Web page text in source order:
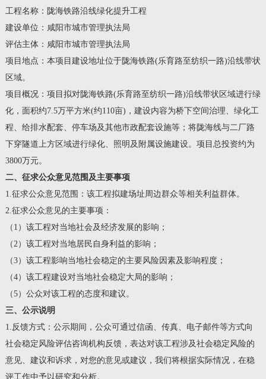
工程名称：陇海铁路沿线绿化提升工程
建设单位：咸阳市城市管理执法局
评估主体：咸阳市城市管理执法局
项目地点：本项目建设地址位于陇海铁路(乐育路至纺织一路)沿线带状
区域。
项目概况：项目拟对陇海铁路(乐育路至纺织一路)沿线带状区域进行绿
化，面积约7.5万平方米(约110亩)，建设内容为桥下空间治理、绿化工
程、给排水配套、停车场及其他市政配套设施等；将陇海线与二厂路
下穿隧道上方区域进行绿化、照明及附属设施建设。项目总投资约为
3800万元。
二、征求公众意见范围及主要事项
1.征求公众意见范围：该工程拟建场址周边群众等相关利益群体。
2.征求公众意见的主要事项：
（1）该工程对当地社会及经济发展的影响；
（2）该工程对当地居民自身利益的影响；
（3）该工程影响当地社会稳定的主要风险因素及影响程度；
（4）该工程建设对当地社会稳定大局的影响；
（5）公众对该工程的态度和建议。
三、公示说明
1.反馈方式：公示期间，公众可通过信函、传真、电子邮件等方式向
社会稳定风险评估咨询机构反馈，表达对该工程涉及社会稳定风险的
意见、建议和诉求，对您的意见或建议，我们将根据实际情况，在稳
评工作中予以研究和分析。